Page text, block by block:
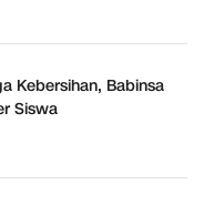
Kebersihan, Babinsa
Siswa